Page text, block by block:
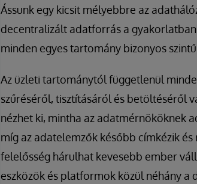
Ássunk egy kicsit mélyebbre az
decentralizált adatforrás a
minden egyes tartomány bizonyos
Az üzleti tartománytól függetlenül
szűréséről, tisztításáról és betöltéséről
nézhet ki, mintha az adatmérnököknek
míg az adatelemzők később címkézik
felelősség hárulhat kevesebb ember
eszközök és platformok közül néhány a